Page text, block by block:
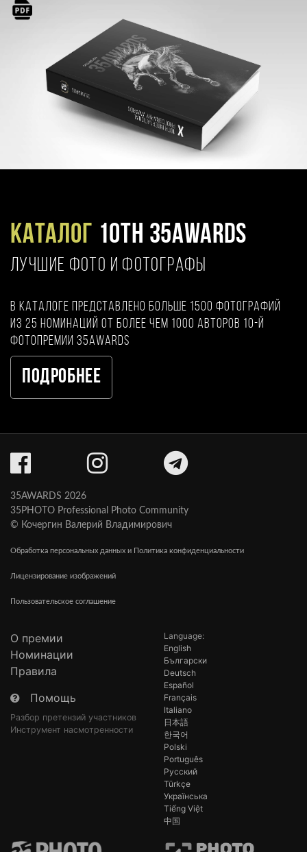
Каталог 10TH 35AWARDS
ЛУЧШИЕ ФОТО И ФОТОГРАФЫ
В каталоге представлено больше 1500 фотографий
из 25 номинаций от более чем 1000 авторов 10-й
фотопремии 35AWARDS
Подробнее
35AWARDS 2026
35PHOTO Professional Photo Community
© Кочергин Валерий Владимирович
Обработка персональных данных и Политика конфиденциальности
Лицензирование изображений
Пользовательское соглашение
О премии
Номинации
Правила
Помощь
Разбор претензий участников
Инструмент насмотренности
Language:
English
Български
Deutsch
Español
Français
Italiano
日本語
한국어
Polski
Português
Русский
Türkçe
Українська
Tiếng Việt
中国